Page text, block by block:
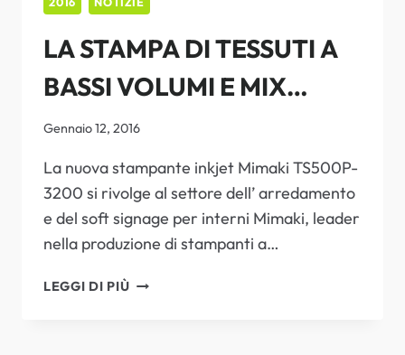
SUO
PORTFOLIO
DI
SUBLIMATICI
ALTE
PRESTAZIONI
LA STAMPA DI TESSUTI A
BASSI VOLUMI E MIX
ELEVATO ALZA LA POSTA
IN GIOCO DEL FORMATO
SUPERWIDE
Gennaio 12, 2016
La nuova stampante inkjet Mimaki TS500P-
3200 si rivolge al settore dell’ arredamento
e del soft signage per interni Mimaki, leader
nella produzione di stampanti a…
LEGGI DI PIÙLA